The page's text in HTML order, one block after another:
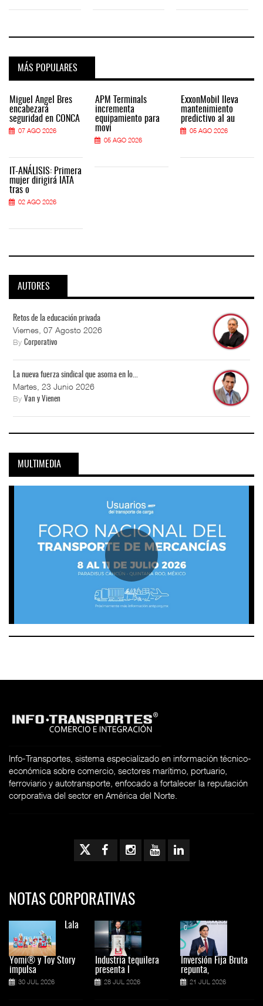
MÁS POPULARES
Miguel Ángel Bres
encabezará
seguridad en CONCA
07 AGO 2026
IT-ANÁLISIS: Primera
mujer dirigirá IATA
tras o
02 AGO 2026
APM Terminals
incrementa
equipamiento para
movi
05 AGO 2026
ExxonMobil lleva
mantenimiento
predictivo al au
05 AGO 2026
AUTORES
Retos de la educación privada
Viernes, 07 Agosto 2026
By Corporativo
La nueva fuerza sindical que asoma en lo...
Martes, 23 Junio 2026
By Van y Vienen
MULTIMEDIA
Info-Transportes, sistema especializado en información técnico-
económica sobre comercio, sectores marítimo, portuario,
ferroviario y autotransporte, enfocado a fortalecer la reputación
corporativa del sector en América del Norte.
NOTAS CORPORATIVAS
Lala
Yomi® y Toy Story
impulsa
30 JUL 2026
Industria tequilera
presenta l
28 JUL 2026
Inversión Fija Bruta
repunta,
21 JUL 2026